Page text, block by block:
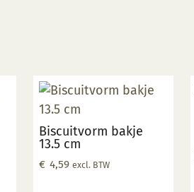
Biscuitvorm bakje
13.5 cm
€ 4,59 excl. BTW